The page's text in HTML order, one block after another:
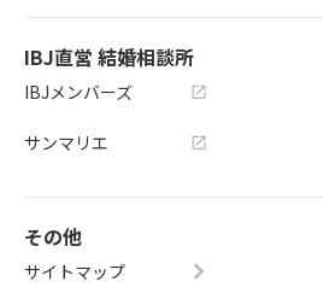
IBJ直営 結婚相談所
IBJメンバーズ
サンマリエ
その他
サイトマップ